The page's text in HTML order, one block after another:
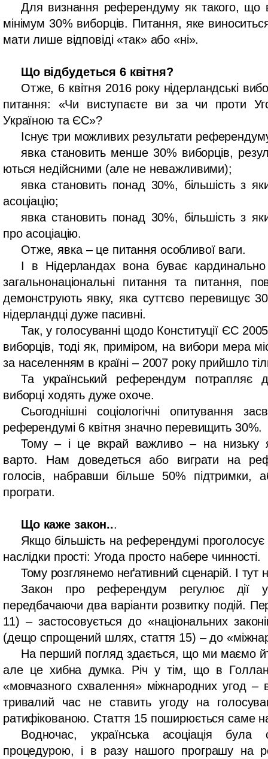
Для визнання референдуму як такого, що
мінімум 30% виборців. Питання, яке
мати лише відповіді «так» або «ні».
Що відбудеться 6 квітня?
Отже, 6 квітня 2016 року нідерландські
питання: «Чи виступаєте ви за чи проти
Україною та ЄС»?
Існує три можливих результати
явка становить менше 30% виборців,
ються недійсними (але не неважливими);
явка становить понад 30%, більшість з
асоціацію;
явка становить понад 30%, більшість з
про асоціацію.
Отже, явка – це питання особливої ваги.
І в Нідерландах вона буває
загальнонаціональні питання та питання,
демонструють явку, яка суттєво перевищує
нідерландці дуже пасивні.
Так, у голосуванні щодо Конституції ЄС
виборців, тоді як, приміром, на вибори мера
за населенням в країні – 2007 року прийшло
Та український референдум потрапляє
виборці ходять дуже охоче.
Сьогоднішні соціологічні опитування
референдумі 6 квітня значно перевищить 30%.
Тому – і це вкрай важливо – на низьку
варто. Нам доведеться або виграти на
голосів, набравши більше 50%
програти.
Що каже закон...
Якщо більшість на референдумі проголосує
наслідки прості: Угода просто набере чинності.
Тому розглянемо неґативний сценарій. І тут
Закон про референдум регулює дії
передбачаючи два варіанти розвитку подій.
11) – застосовується до «національних
(дещо спрощений шлях, стаття 15) – до
На перший погляд здається, що ми маємо
але це хибна думка. Річ у тім, що в
«мовчазного схвалення» міжнародних угод –
тривалий час не ставить угоду на
ратифікованою. Стаття 15 поширюється саме
Водночас, українська асоціація
процедурою, і в разу нашого програшу на